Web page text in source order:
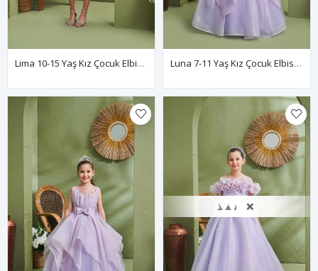
Lima 10-15 Yaş Kız Çocuk Elbise 50013 Lila Luna 7-11 Yaş Kız Çocuk Elbise 30167 Lila
نفذ ❌